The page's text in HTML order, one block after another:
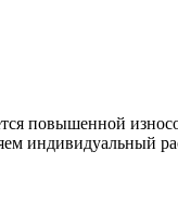
повышенной
индивидуальный